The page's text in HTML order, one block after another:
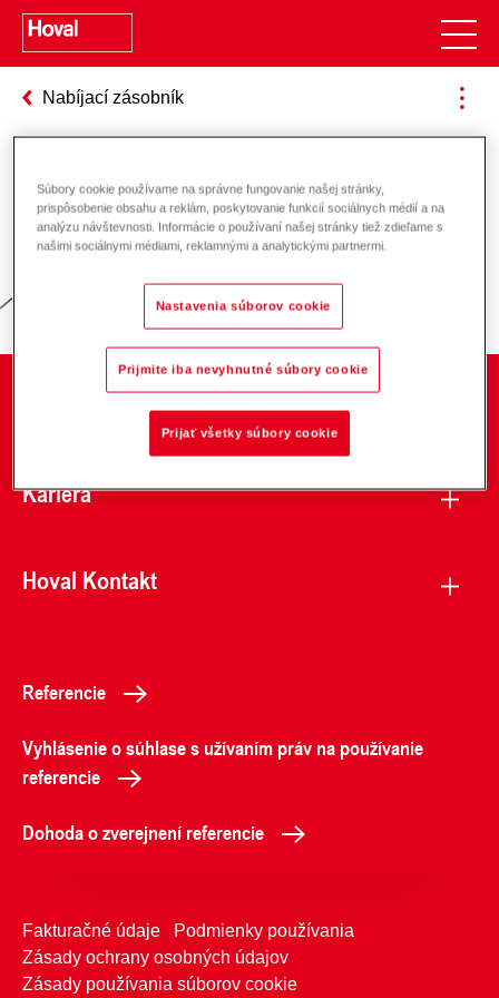
Nabíjací zásobník
Zodpovednosť za energiu a životné
prostredie
O spoločnosti
Kariéra
Hoval Kontakt
Referencie
Vyhlásenie o súhlase s užívaním práv na používanie
referencie
Dohoda o zverejnení referencie
Fakturačné údaje
Podmienky používania
Zásady ochrany osobných údajov
Zásady používania súborov cookie
Súbory cookie používame na správne fungovanie našej stránky,
prispôsobenie obsahu a reklám, poskytovanie funkcií sociálnych médií a na
analýzu návštevnosti. Informácie o používaní našej stránky tiež zdieľame s
našimi sociálnymi médiami, reklamnými a analytickými partnermi.
Nastavenia súborov cookie
Prijmite iba nevyhnutné súbory cookie
Prijať všetky súbory cookie